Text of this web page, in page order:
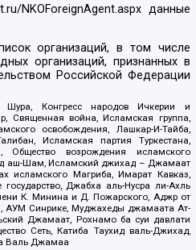
NKOForeignAgent.aspxданные
организаций, в том числе
организаций, признанных в
Российской Федерации
Конгресс народов Ичкерии и
Священная война, Исламская группа,
освобождения, Лашкар-И-Тайба,
Исламская партия Туркестана,
Общество возрождения исламского
аш-Шам, Исламский джихад – Джамаат
исламского Магриба, Имарат Кавказ,
Джабха аль-Нусра ли-Ахль
К. Минина и Д. Пожарского, Аджр от
АУМ Синрике, Муджахеды джамаата Ат-
Джамаат, Рохнамо ба суи давлати
Сеть, Катиба Таухид валь-Джихад,
Валь Джамаа